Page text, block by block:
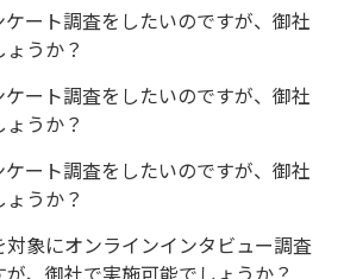
ート調査をしたいのですが、御社
うか？
ート調査をしたいのですが、御社
うか？
ート調査をしたいのですが、御社
うか？
対象にオンラインインタビュー調査